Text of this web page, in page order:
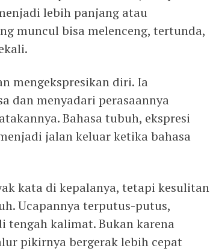
lebih panjang atau
muncul bisa melenceng, tertunda,
mengekspresikan diri. Ia
dan menyadari perasaannya
Bahasa tubuh, ekspresi
jalan keluar ketika bahasa
kata di kepalanya, tetapi kesulitan
Ucapannya terputus-putus,
kalimat. Bukan karena
pikirnya bergerak lebih cepat